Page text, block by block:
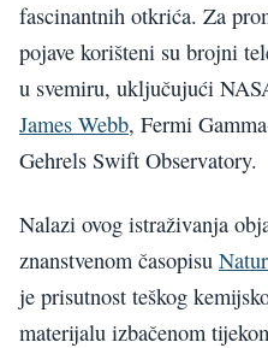
fascinantnih otkrića. Za
pojave korišteni su brojni
u svemiru, uključujući
James Webb, Fermi
Gehrels Swift Observatory.
Nalazi ovog istraživanja
znanstvenom časopisu
je prisutnost teškog
materijalu izbačenom